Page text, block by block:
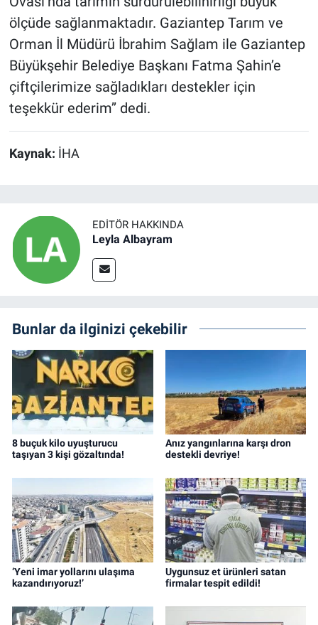
ölçüde sağlanmaktadır. Gaziantep Tarım ve
Orman İl Müdürü İbrahim Sağlam ile Gaziantep
Büyükşehir Belediye Başkanı Fatma Şahin’e
çiftçilerimize sağladıkları destekler için
teşekkür ederim’’ dedi.
Kaynak: İHA
EDITÖR HAKKINDA
Leyla Albayram
Bunlar da ilginizi çekebilir
8 buçuk kilo uyuşturucu
taşıyan 3 kişi gözaltında!
Anız yangınlarına karşı dron
destekli devriye!
‘Yeni imar yollarını ulaşıma
kazandırıyoruz!’
Uygunsuz et ürünleri satan
firmalar tespit edildi!